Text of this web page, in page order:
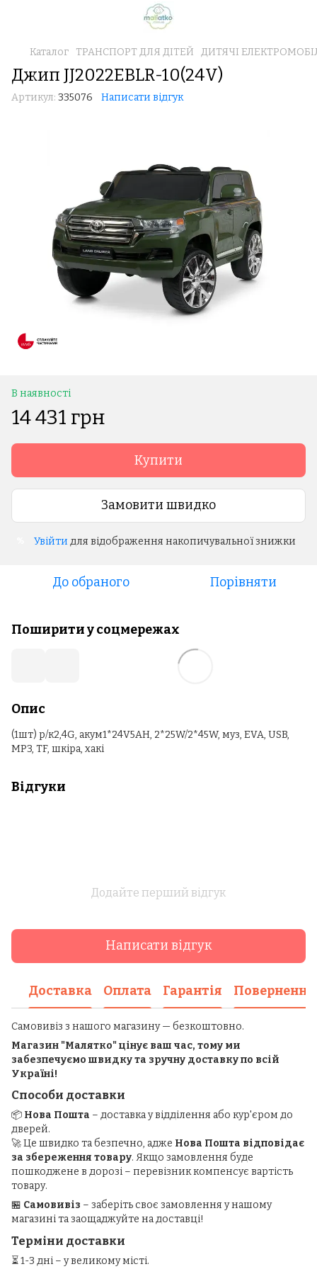
Каталог ТРАНСПОРТ ДЛЯ ДІТЕЙ ДИТЯЧІ
Джип JJ2022EBLR-10(24V)
Артикул: 335076 Написати відгук
В наявності
14 431 грн
Купити
Замовити швидко
Увійти для відображення накопичувальної знижки
До обраного Порівняти
Поширити у соцмережах
Опис
(1шт) р/к2,4G, акум1*24V5AH, 2*25W/2*45W, муз, EVA, USB,
MP3, TF, шкіра, хакі
Відгуки
Додайте перший відгук
Написати відгук
Доставка Оплата Гарантія Повернення
Самовивіз з нашого магазину — безкоштовно.
Магазин "Малятко" цінує ваш час, тому ми
забезпечуємо швидку та зручну доставку по всій
Україні!
Способи доставки
📦 Нова Пошта – доставка у відділення або кур'єром до
дверей.
🚀 Це швидко та безпечно, адже Нова Пошта відповідає
за збереження товару. Якщо замовлення буде
пошкоджене в дорозі – перевізник компенсує вартість
товару.
🏪 Самовивіз – заберіть своє замовлення у нашому
магазині та заощаджуйте на доставці!
Терміни доставки
⏳ 1-3 дні – у великому місті.